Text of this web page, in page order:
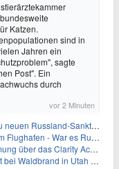
Katzen.
sind in
Jahren ein
sagte
Post". Ein
durch
vor 2 Minuten
Russland-Sanktionen
- War es Russland?
auf Unternehmen und das Vertrauen der Investoren
Waldbrand in Utah ab